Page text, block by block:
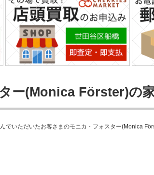
ー(Monica Förster)の
でいただいたお客さまのモニカ・フォスター(Monica